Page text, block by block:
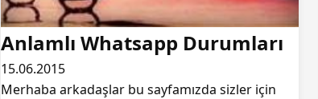
Anlamlı Whatsapp Durumları
15.06.2015
Merhaba arkadaşlar bu sayfamızda sizler için